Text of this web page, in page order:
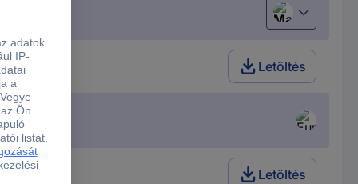
Magyar
Letöltés
Letöltés